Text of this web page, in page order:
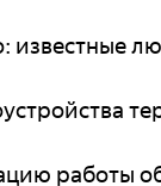
работы